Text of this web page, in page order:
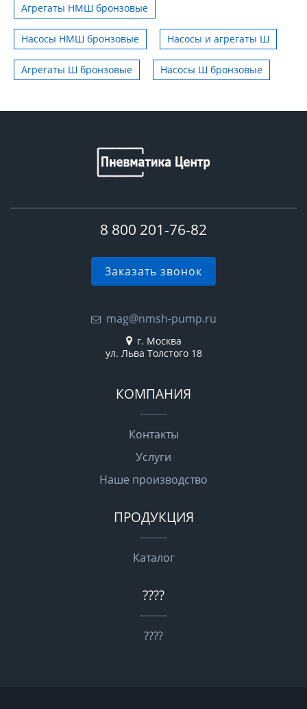
Агрегаты НМШ бронзовые
Насосы НМШ бронзовые Насосы и агрегаты Ш
Агрегаты Ш бронзовые Насосы Ш бронзовые
8 800 201-76-82
Заказать звонок
mag@nmsh-pump.ru
г. Москва
ул. Льва Толстого 18
КОМПАНИЯ
Контакты
Услуги
Наше производство
ПРОДУКЦИЯ
Каталог
????
????